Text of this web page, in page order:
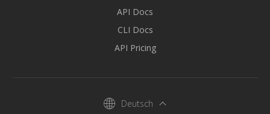
API Docs
CLI Docs
API Pricing
Deutsch